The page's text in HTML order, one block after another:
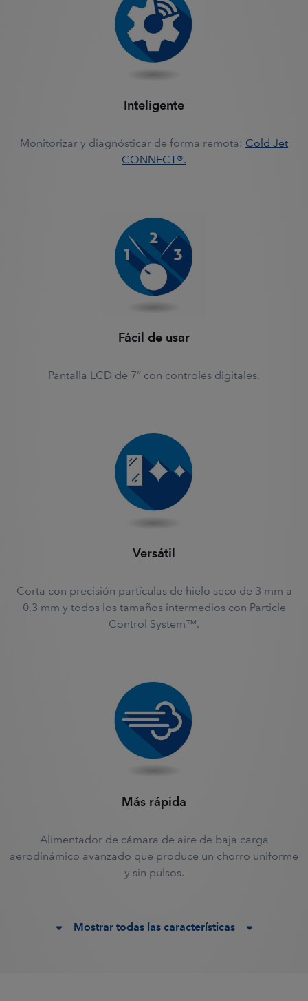
Inteligente
Monitorizar y diagnósticar de forma remota: Cold Jet
CONNECT®.
Fácil de usar
Pantalla LCD de 7” con controles digitales.
Versátil
Corta con precisión partículas de hielo seco de 3 mm a
0,3 mm y todos los tamaños intermedios con Particle
Control System™.
Más rápida
Alimentador de cámara de aire de baja carga
aerodinámico avanzado que produce un chorro uniforme
y sin pulsos.
Mostrar todas las características